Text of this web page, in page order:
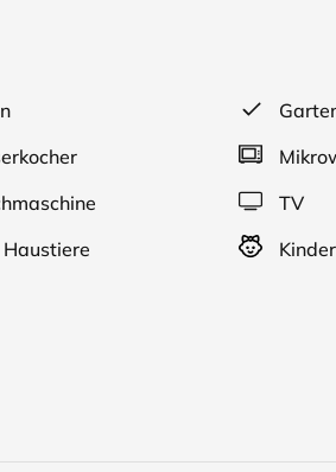
und sich kulinarisch
Minuten erreichbar.
Meter, von dort aus können Sie
TV
Haustiere